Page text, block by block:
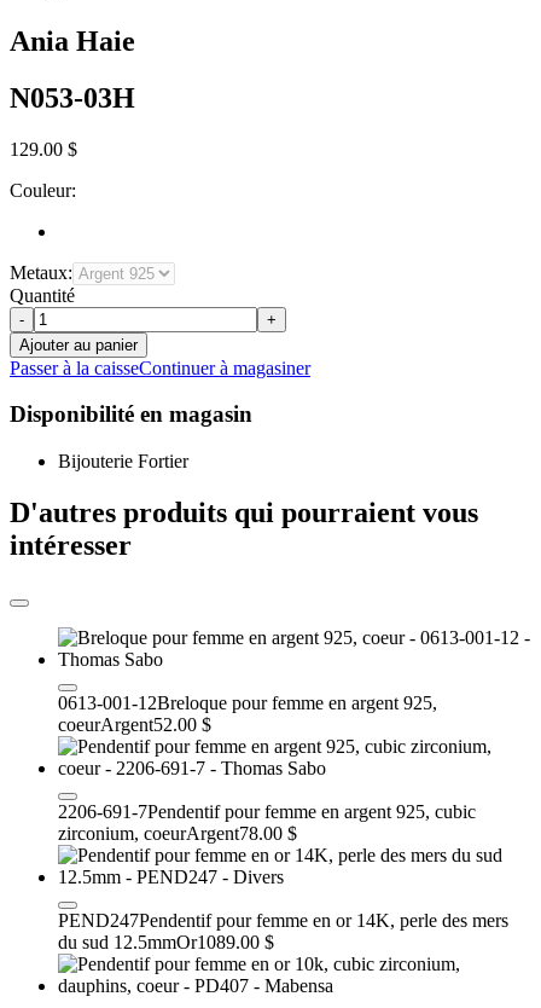
Ania Haie
N053-03H
129.00 $
Couleur:
Metaux:
Quantité
-
+
Ajouter au panier
Passer à la caisseContinuer à magasiner
Disponibilité en magasin
Bijouterie Fortier
D'autres produits qui pourraient vous
intéresser
0613-001-12Breloque pour femme en argent 925,
coeurArgent52.00 $
2206-691-7Pendentif pour femme en argent 925, cubic
zirconium, coeurArgent78.00 $
PEND247Pendentif pour femme en or 14K, perle des mers
du sud 12.5mmOr1089.00 $